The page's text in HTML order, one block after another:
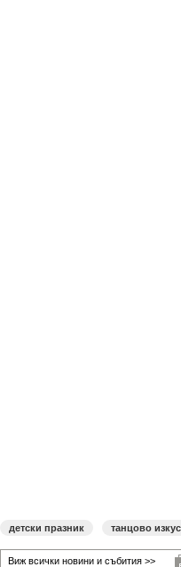
детски празник танцово
Виж всички новини и събития >>